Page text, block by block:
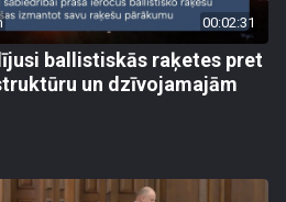
00:02:31
ballistiskās raķetes pret
un dzīvojamajām